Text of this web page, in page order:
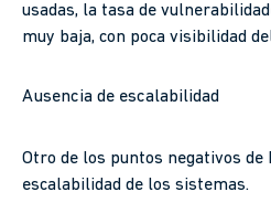
usadas, la tasa de
muy baja, con poca visibilidad
Ausencia de escalabilidad
Otro de los puntos negativos de
escalabilidad de los sistemas.